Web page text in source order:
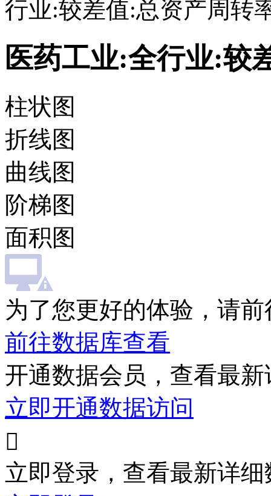
行业:较差值:总资产周转
医药工业:全行业:较
柱状图
折线图
曲线图
阶梯图
面积图
为了您更好的体验，请
前往数据库查看
开通数据会员，查看最
立即开通数据访问

立即登录，查看最新详细